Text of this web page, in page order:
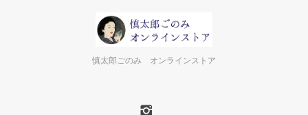
慎太郎ごのみ オンラインストア